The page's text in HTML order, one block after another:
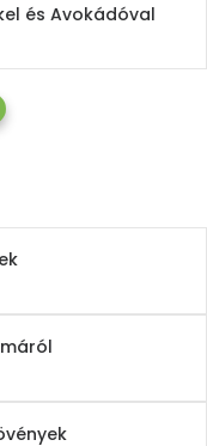
és Avokádóval